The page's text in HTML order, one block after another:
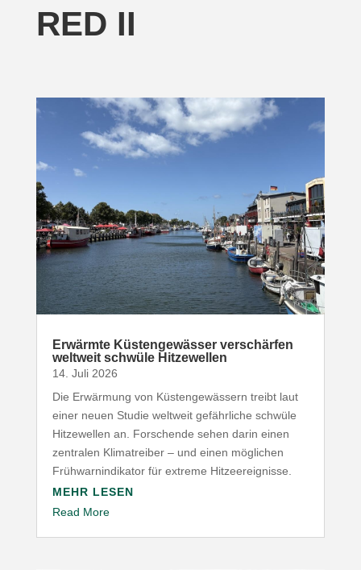
RED II
Erwärmte Küsten­ge­wässer verschärfen
weltweit schwüle Hitzewellen
14. Juli 2026
Die Erwärmung von Küsten­ge­wässern treibt laut
einer neuen Studie weltweit gefähr­liche schwüle
Hitze­wellen an. Forschende sehen darin einen
zentralen Klima­treiber – und einen möglichen
Früh­warn­in­di­kator für extreme Hitzeereignisse.
MEHR LESEN
Read More